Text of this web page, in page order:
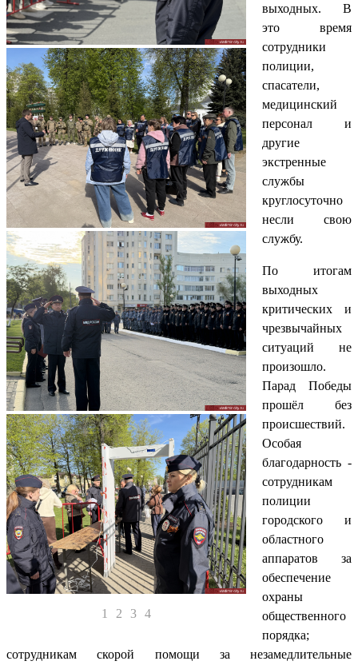
1 2 3 4
выходных. В
это время
сотрудники
полиции,
спасатели,
медицинский
персонал и
другие
экстренные
службы
круглосуточно
несли свою
службу.
По итогам
выходных
критических и
чрезвычайных
ситуаций не
произошло.
Парад Победы
прошёл без
происшествий.
Особая
благодарность -
сотрудникам
полиции
городского и
областного
аппаратов за
обеспечение
охраны
общественного
порядка;
сотрудникам скорой помощи за незамедлительные